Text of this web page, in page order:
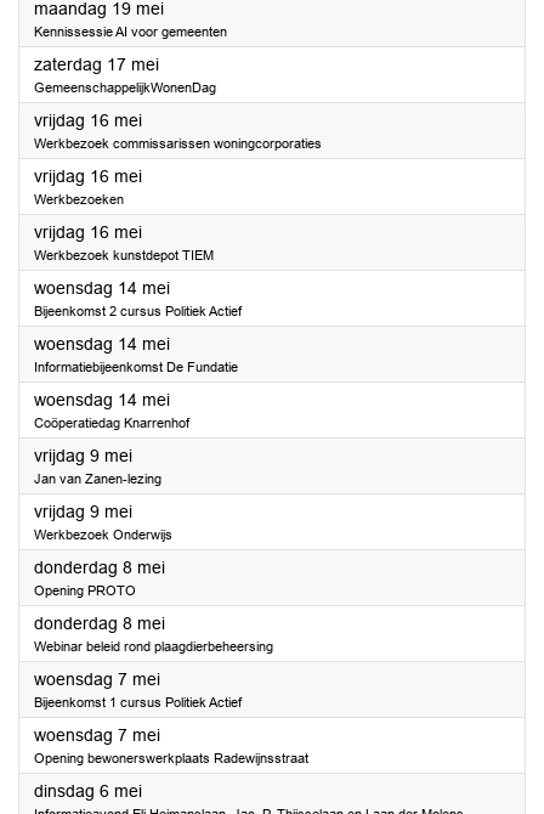
maandag 19 mei2025
Kennissessie AI voor gemeenten
zaterdag 17 mei2025
GemeenschappelijkWonenDag
vrijdag 16 mei2025
Werkbezoek commissarissen woningcorporaties
vrijdag 16 mei2025
Werkbezoeken
vrijdag 16 mei2025
Werkbezoek kunstdepot TIEM
woensdag 14 mei2025
Bijeenkomst 2 cursus Politiek Actief
woensdag 14 mei2025
Informatiebijeenkomst De Fundatie
woensdag 14 mei2025
Coöperatiedag Knarrenhof
vrijdag 9 mei2025
Jan van Zanen-lezing
vrijdag 9 mei2025
Werkbezoek Onderwijs
donderdag 8 mei2025
Opening PROTO
donderdag 8 mei2025
Webinar beleid rond plaagdierbeheersing
woensdag 7 mei2025
Bijeenkomst 1 cursus Politiek Actief
woensdag 7 mei2025
Opening bewonerswerkplaats Radewijnsstraat
dinsdag 6 mei2025